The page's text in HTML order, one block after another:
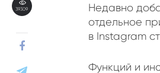
39309
Недавно
отдельное
в Instagram
Функций и